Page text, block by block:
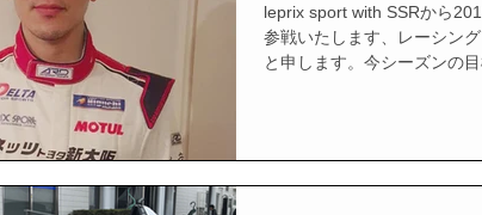
leprix sport with SSRから
参戦いたします、レーシン
と申します。今シーズンの